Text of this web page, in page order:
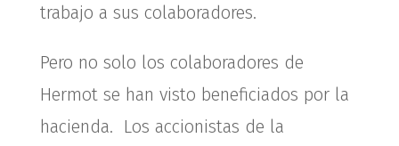
trabajo a sus colaboradores.
Pero no solo los colaboradores de
Hermot se han visto beneficiados por la
hacienda. Los accionistas de la